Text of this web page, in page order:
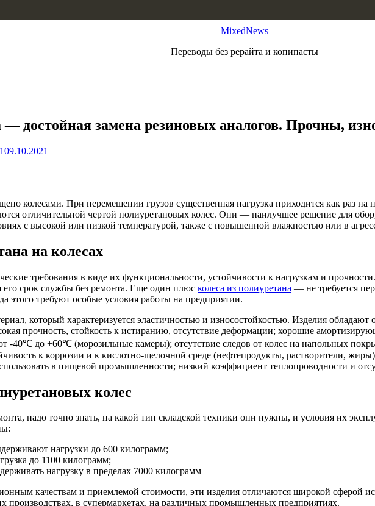
MixedNews
Переводы без рерайта и копипасты
достойная замена резиновых аналогов. Прочны,
09.10.2021
колесами. При перемещении грузов существенная нагрузка приходится как раз
отличительной чертой полиуретановых колес. Они — наилучшее решение для
с высокой или низкой температурой, также с повышенной влажностью или в
на колесах
требования в виде их функциональности, устойчивости к нагрузкам и
его срок службы без ремонта. Еще один плюс колеса из полиуретана — не требуется
этого требуют особые условия работы на предприятии.
который характеризуется эластичностью и износостойкостью. Изделия
прочность, стойкость к истиранию, отсутствие деформации; хорошие
-40℃ до +60℃ (морозильные камеры); отсутствие следов от колес на напольных
к коррозии и к кислотно-щелочной среде (нефтепродукты, растворители,
в пищевой промышленности; низкий коэффициент теплопроводности и
колес
надо точно знать, на какой тип складской техники они нужны, и условия их
нагрузки до 600 килограмм;
до 1100 килограмм;
нагрузку в пределах 7000 килограмм
качествам и приемлемой стоимости, эти изделия отличаются широкой сферой
производствах, в супермаркетах, на различных промышленных предприятиях.